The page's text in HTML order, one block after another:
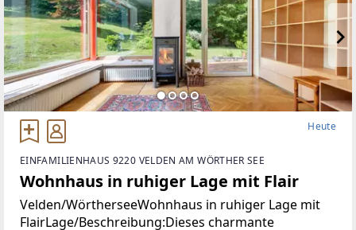
Heute
EINFAMILIENHAUS 9220 VELDEN AM WÖRTHER SEE
Wohnhaus in ruhiger Lage mit Flair
Velden/WörtherseeWohnhaus in ruhiger Lage mit
FlairLage/Beschreibung:Dieses charmante